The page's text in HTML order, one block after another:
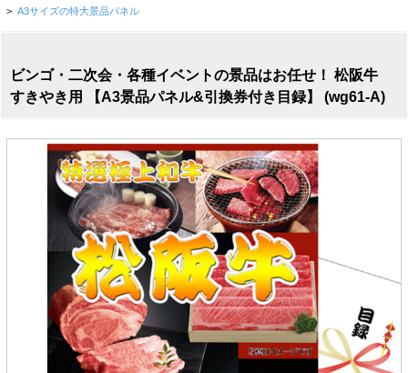
> A3サイズの特大景品パネル
ビンゴ・二次会・各種イベントの景品はお任せ！ 松阪牛
すきやき用 【A3景品パネル&引換券付き目録】 (wg61-A)